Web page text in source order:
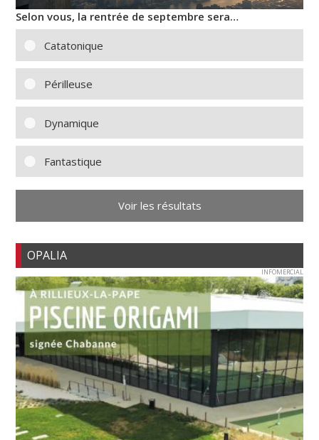
Selon vous, la rentrée de septembre sera…
Catatonique
Périlleuse
Dynamique
Fantastique
Voir les résultats
OPALIA
INFOMERCIAL